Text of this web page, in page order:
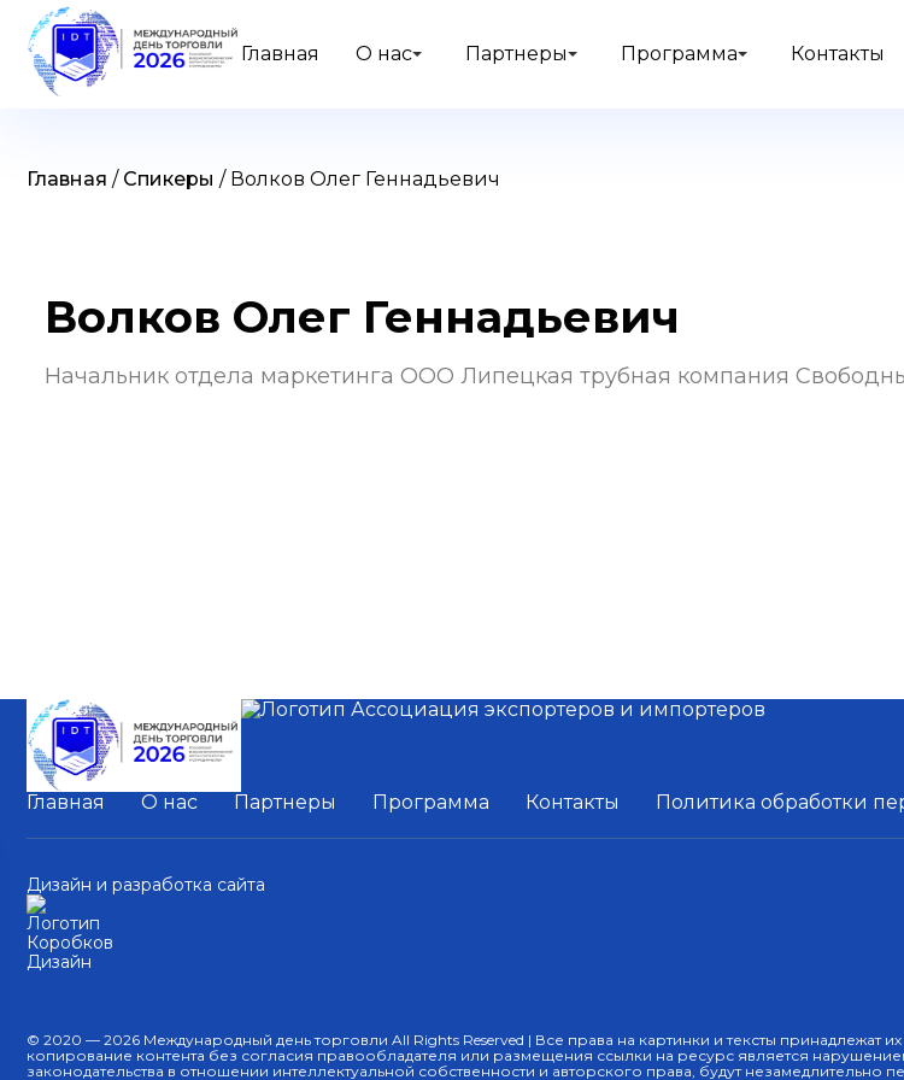
content
Главная О нас Партнеры Программа Контакты
Главная / Спикеры / Волков Олег Геннадьевич
Волков Олег Геннадьевич
Начальник отдела маркетинга ООО Липецкая трубная компания
Главная О нас Партнеры Программа Контакты Политика обработки
Дизайн и разработка сайта
© 2020 — 2026 Международный день торговли All Rights Reserved | Все права на картинки и тексты принадлежат
копирование контента без согласия правообладателя или размещения ссылки на ресурс является
законодательства в отношении интеллектуальной собственности и авторского права, будут